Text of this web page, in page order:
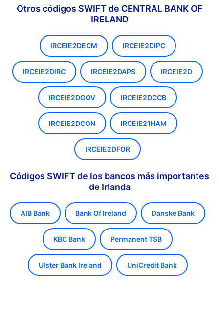
Otros códigos SWIFT de CENTRAL BANK OF
IRELAND
IRCEIE2DECM IRCEIE2DIPC
IRCEIE2DIRC IRCEIE2DAPS IRCEIE2D
IRCEIE2DGOV IRCEIE2DCCB
IRCEIE2DCON IRCEIE21HAM
IRCEIE2DFOR
Códigos SWIFT de los bancos más importantes
de Irlanda
AIB Bank Bank Of Ireland Danske Bank
KBC Bank Permanent TSB
Ulster Bank Ireland UniCredit Bank